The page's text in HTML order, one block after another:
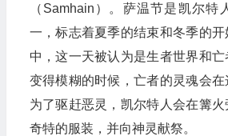
（Samhain）。萨温节是凯尔特
一，标志着夏季的结束和冬季的
中，这一天被认为是生者世界和
变得模糊的时候，亡者的灵魂会在
为了驱赶恶灵，凯尔特人会在篝
奇特的服装，并向神灵献祭。